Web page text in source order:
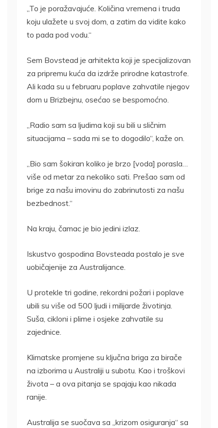
„To je poražavajuće. Količina vremena i truda
koju ulažete u svoj dom, a zatim da vidite kako
to pada pod vodu.“
Sem Bovstead je arhitekta koji je specijalizovan
za pripremu kuća da izdrže prirodne katastrofe.
Ali kada su u februaru poplave zahvatile njegov
dom u Brizbejnu, osećao se bespomoćno.
„Radio sam sa ljudima koji su bili u sličnim
situacijama – sada mi se to dogodilo“, kaže on.
„Bio sam šokiran koliko je brzo [voda] porasla…
više od metar za nekoliko sati. Prešao sam od
brige za našu imovinu do zabrinutosti za našu
bezbednost.“
Na kraju, čamac je bio jedini izlaz.
Iskustvo gospodina Bovsteada postalo je sve
uobičajenije za Australijance.
U protekle tri godine, rekordni požari i poplave
ubili su više od 500 ljudi i milijarde životinja.
Suša, cikloni i plime i osjeke zahvatile su
zajednice.
Klimatske promjene su ključna briga za birače
na izborima u Australiji u subotu. Kao i troškovi
života – a ova pitanja se spajaju kao nikada
ranije.
Australija se suočava sa „krizom osiguranja“ sa